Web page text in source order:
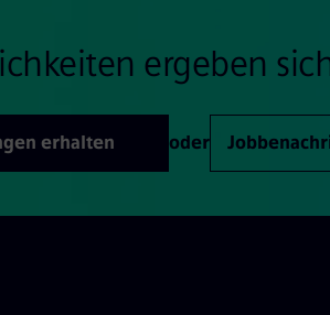
ergeben
erhalten oder